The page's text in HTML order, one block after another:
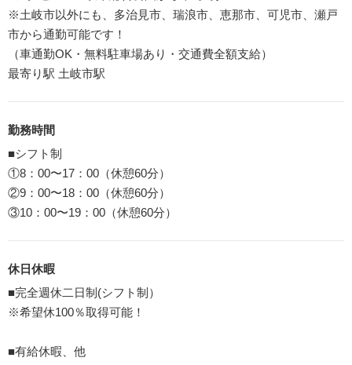
※土岐市以外にも、多治見市、瑞浪市、恵那市、可児市、瀬戸
市から通勤可能です！
（車通勤OK・無料駐車場あり・交通費全額支給）
最寄り駅 土岐市駅
勤務時間
■シフト制
①8：00〜17：00（休憩60分）
②9：00〜18：00（休憩60分）
③10：00〜19：00（休憩60分）
休日休暇
■完全週休二日制(シフト制）
※希望休100％取得可能！
■有給休暇、他